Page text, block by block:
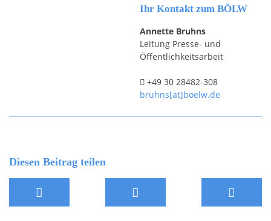
Ihr Kontakt zum BÖLW
Annette Bruhns
Leitung Presse- und
Öffentlichkeitsarbeit
+49 30 28482-308
bruhns[at]boelw.de
Diesen Beitrag teilen